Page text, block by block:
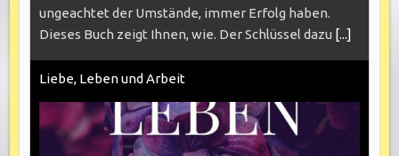
ungeachtet der Umstände, immer Erfolg haben.
Dieses Buch zeigt Ihnen, wie. Der Schlüssel dazu [...]
Liebe, Leben und Arbeit